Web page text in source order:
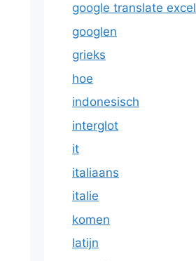
google translate excel
googlen
grieks
hoe
indonesisch
interglot
it
italiaans
italie
komen
latijn